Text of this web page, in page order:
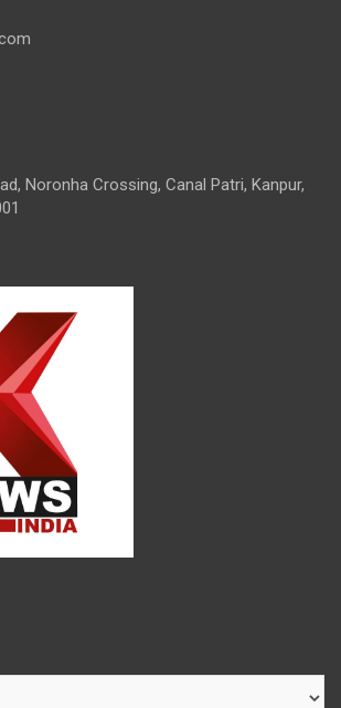
Noronha Crossing, Canal Patri, Kanpur,